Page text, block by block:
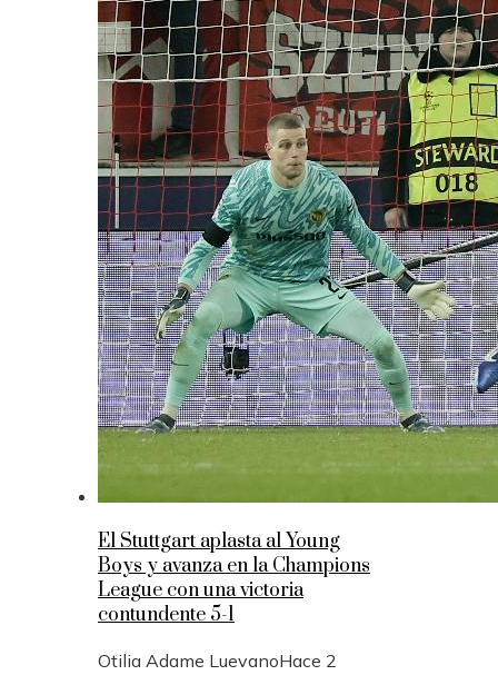
El Stuttgart aplasta al Young
Boys y avanza en la Champions
League con una victoria
contundente 5-1
Otilia Adame LuevanoHace 2